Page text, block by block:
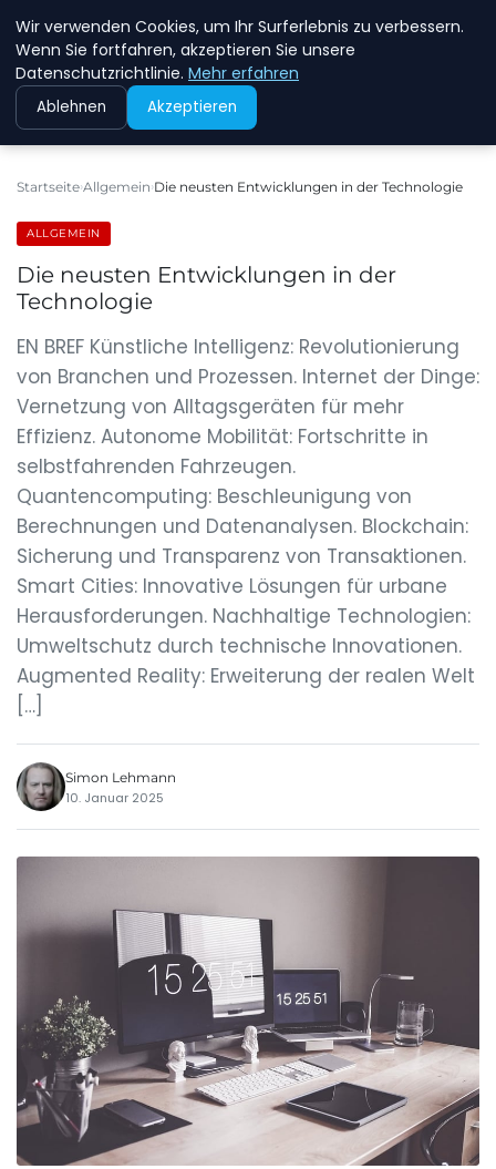
NEW ENERGY JOBS
Startseite Allgemein Die neusten Entwicklungen in der Technologie
ALLGEMEIN
Die neusten Entwicklungen in der
Technologie
EN BREF Künstliche Intelligenz: Revolutionierung
von Branchen und Prozessen. Internet der Dinge:
Vernetzung von Alltagsgeräten für mehr
Effizienz. Autonome Mobilität: Fortschritte in
selbstfahrenden Fahrzeugen.
Quantencomputing: Beschleunigung von
Berechnungen und Datenanalysen. Blockchain:
Sicherung und Transparenz von Transaktionen.
Smart Cities: Innovative Lösungen für urbane
Herausforderungen. Nachhaltige Technologien:
Umweltschutz durch technische Innovationen.
Augmented Reality: Erweiterung der realen Welt
[…]
Simon Lehmann
10. Januar 2025
Wir verwenden Cookies, um Ihr Surferlebnis zu verbessern.
Wenn Sie fortfahren, akzeptieren Sie unsere
Datenschutzrichtlinie. Mehr erfahren
Ablehnen Akzeptieren